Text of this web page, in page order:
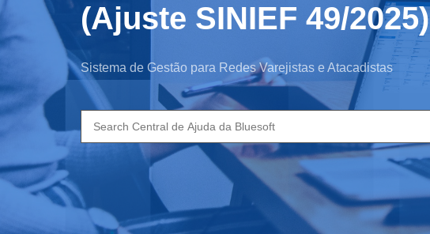
(Ajuste SINIEF 49/2025)
Sistema de Gestão para Redes Varejistas e Atacadistas
Search
for: